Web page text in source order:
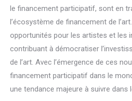
le financement participatif, sont en
l’écosystème de financement de
opportunités pour les artistes et les
contribuant à démocratiser
de l’art. Avec l’émergence de ces
financement participatif dans le
une tendance majeure à suivre dans